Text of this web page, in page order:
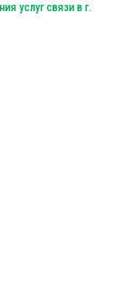
услуг связи в г.